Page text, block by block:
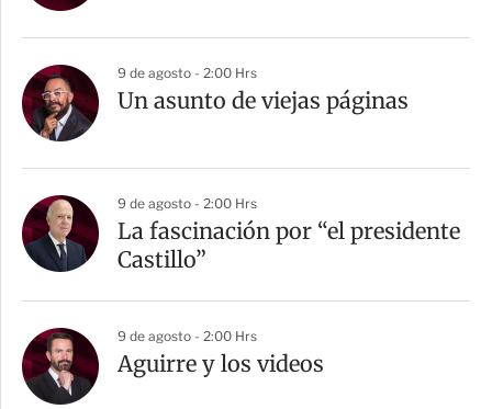
9 de agosto - 2:00 Hrs
Un asunto de viejas páginas
9 de agosto - 2:00 Hrs
La fascinación por “el presidente
Castillo”
9 de agosto - 2:00 Hrs
Aguirre y los videos